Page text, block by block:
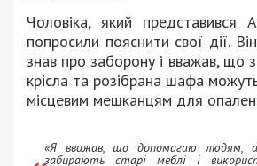
Чоловіка, який представився
попросили пояснити свої дії.
знав про заборону і вважав, що
крісла та розібрана шафа
місцевим мешканцям для
«Я вважав, що допомагаю людям,
забирають старі меблі і